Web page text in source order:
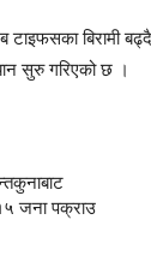
बिरामी
सुरु गरिएको छ ।
जना पक्राउ